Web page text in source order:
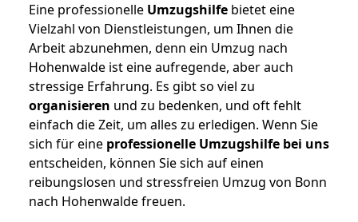
Eine professionelle Umzugshilfe bietet eine
Vielzahl von Dienstleistungen, um Ihnen die
Arbeit abzunehmen, denn ein Umzug nach
Hohenwalde ist eine aufregende, aber auch
stressige Erfahrung. Es gibt so viel zu
organisieren und zu bedenken, und oft fehlt
einfach die Zeit, um alles zu erledigen. Wenn Sie
sich für eine professionelle Umzugshilfe bei uns
entscheiden, können Sie sich auf einen
reibungslosen und stressfreien Umzug von Bonn
nach Hohenwalde freuen.